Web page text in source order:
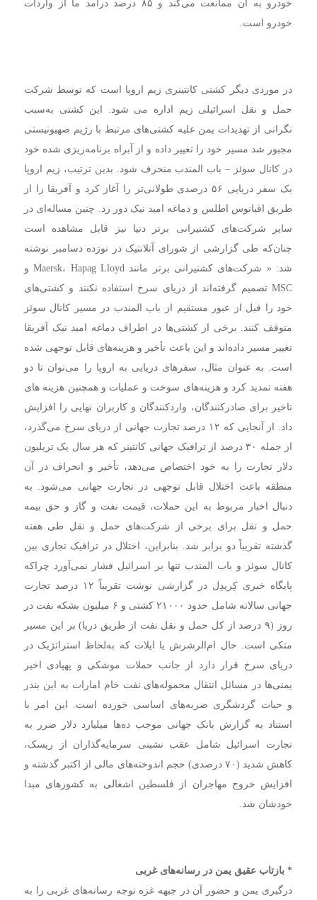
خودرو به آن ممانعت می‌کند و ۸۵ درصد درآمد ما از واردات
خودرو است.
در موردی دیگر کشتی کانتینری زیم اروپا است که توسط شرکت
حمل و نقل اسرائیلی زیم اداره می شود. این کشتی به‌سبب
نگرانی از تهدیدات یمن علیه کشتی‌های مرتبط با رژیم صهیونیستی
مجبور شد مسیر خود را تغییر داده و از آبراه برنامه‌ریزی شده خود
در کانال سوئز – باب المندب منحرف شود. بدین ترتیب، زیم اروپا
یک سفر دریایی ۵۶ درصدی طولانی‌تر را آغاز کرد و آفریقا را از
طریق اقیانوس اطلس و دماغه امید نیک دور زد. چنین مساله‌ای در
سایر شرکت‌های کشتیرانی برتر دنیا نیز قابل مشاهده است
چنان‌که طی گزارشی از شورای آتلانتیک در نوزده دسامبر نوشته
شد: « شرکت‌های کشتیرانی برتر مانند Maersk، Hapag Lloyd و
MSC تصمیم گرفته‌اند از دریای سرخ استفاده نکنند و کشتی‌های
خود را قبل از عبور مستقیم از باب المندب در مسیر کانال سوئز
متوقف کنند. برخی از کشتی‌ها در اطراف دماغه امید نیک آفریقا
تغییر مسیر داده‌اند و این باعث تأخیر و هزینه‌های قابل توجهی شده
است. به عنوان مثال، سفرهای دریایی به اروپا را می‌توان تا دو
هفته تمدید کرد و هزینه‌های سوخت و عملیات و همچنین هزینه های
تاخیر برای صادرکنندگان، واردکنندگان و کاربران نهایی را افزایش
داد. از آنجایی که ۱۲ درصد تجارت جهانی از دریای سرخ می‌گذرد،
از جمله ۳۰ درصد از ترافیک جهانی کانتینر که هر سال یک تریلیون
دلار تجارت را به خود اختصاص می‌دهد، تأخیر و انحراف در آن‌
منطقه باعث اختلال قابل توجهی در تجارت جهانی می‌شود. به
دنبال اخبار مربوط به این حملات، قیمت نفت و گاز و حق بیمه
حمل و نقل برای برخی از شرکت‌های حمل و نقل طی هفته
گذشته تقریباً دو برابر شد. بنابراین، اختلال در ترافیک تجاری بین
کانال سوئز و باب المندب تنها بر اسرائیل فشار نمی‌آورد چراکه
پایگاه خبری کِریدِل در گزارشی نوشت تقریباً ۱۲ درصد تجارت
جهانی سالانه شامل حدود ۲۱۰۰۰ کشتی و ۶ میلیون بشکه نفت در
روز (۹ درصد از کل حمل و نقل نفت از طریق دریا) بر این مسیر
متکی است. حال ام‌الرشرش یا ایلات که به‌لحاظ استراتژیک در
دریای سرخ قرار دارد از جانب حملات موشکی و پهپادی اخیر
یمنی‌ها در مسائل انتقال محموله‌های نفت خام امارات به این بندر
و حیات گردشگری ضربه‌های اساسی خورده است. این امر با
استناد به گزارش بانک جهانی موجب ده‌ها میلیارد دلار ضرر به
تجارت اسرائیل شامل عقب نشینی سرمایه‌گذاران از ریسک،
کاهش شدید (۷۰ درصدی) حجم اندوخته‌های مالی از اکتبر گذشته و
افزایش خروج مهاجران از فلسطین اشغالی به کشورهای مبدا
خودشان ‌شد.
* بازتاب عقیق یمن در رسانه‌های غربی
درگیری یمن و حضور آن در جبهه غزه توجه رسانه‌های غربی را به